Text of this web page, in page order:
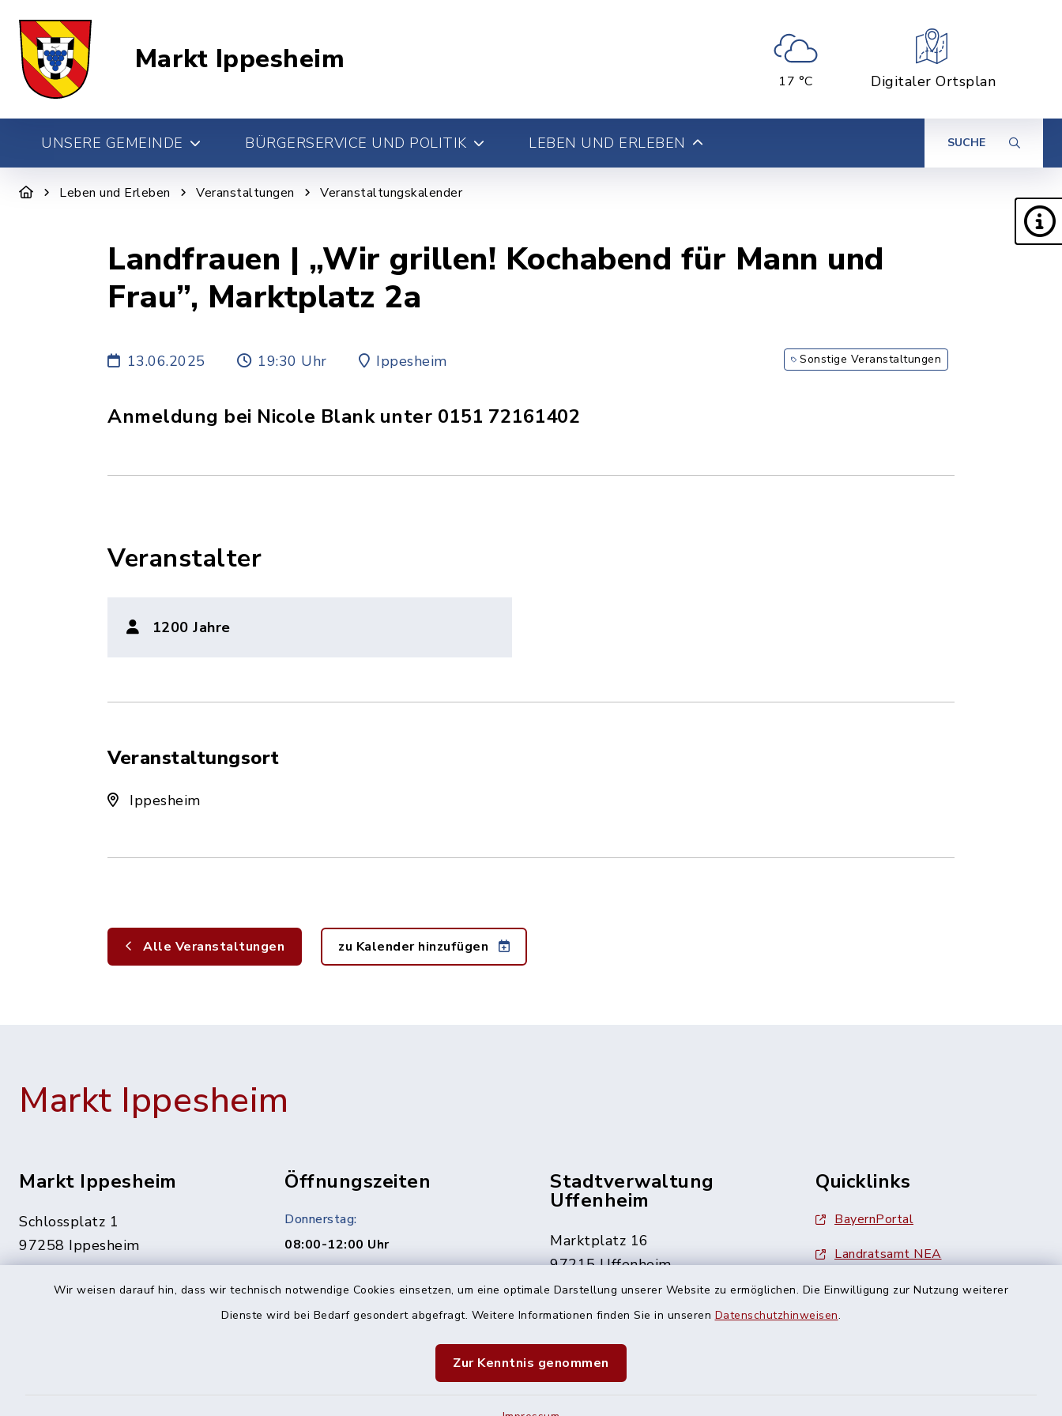
Wir weisen darauf hin, dass wir technisch notwendige Cookies einsetzen, um eine optimale Darstellung unserer Website zu ermöglichen. Die Einwilligung zur Nutzung weiterer
Dienste wird bei Bedarf gesondert abgefragt. Weitere Informationen finden Sie in unseren Datenschutzhinweisen.
Zur Kenntnis genommen
Markt Ippesheim
17 °C Digitaler Ortsplan
UNSERE GEMEINDE BÜRGERSERVICE UND POLITIK LEBEN UND ERLEBEN SUCHE
Leben und Erleben Veranstaltungen Veranstaltungskalender
Landfrauen | „Wir grillen! Kochabend für Mann und
Frau”, Marktplatz 2a
13.06.2025 19:30 Uhr Ippesheim Sonstige Veranstaltungen
Anmeldung bei Nicole Blank unter 0151 72161402
Veranstalter
1200 Jahre
Veranstaltungsort
Ippesheim
Alle Veranstaltungen zu Kalender hinzufügen
Markt Ippesheim
Markt Ippesheim
Schlossplatz 1
97258 Ippesheim
Öffnungszeiten
Donnerstag:
08:00-12:00 Uhr
Vereinbarung.
In dringenden Fällen erreichbar
Stadtverwaltung
Uffenheim
Marktplatz 16
97215 Uffenheim
09842 207-0
09842 207-32
info@uffenheim.de
Quicklinks
BayernPortal
Landratsamt NEA
Finanzamt Uffenheim